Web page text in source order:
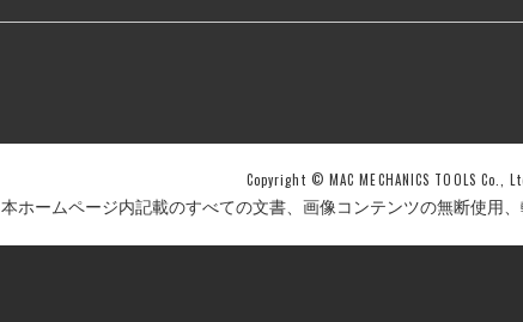
Copyright © MAC MECHANICS TOOLS Co.,
本ホームページ内記載のすべての文書、 画像コンテンツの無断使用、